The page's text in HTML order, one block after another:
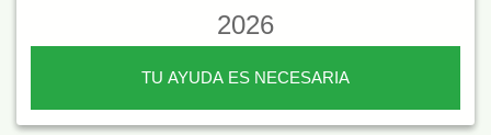
2026
TU AYUDA ES NECESARIA